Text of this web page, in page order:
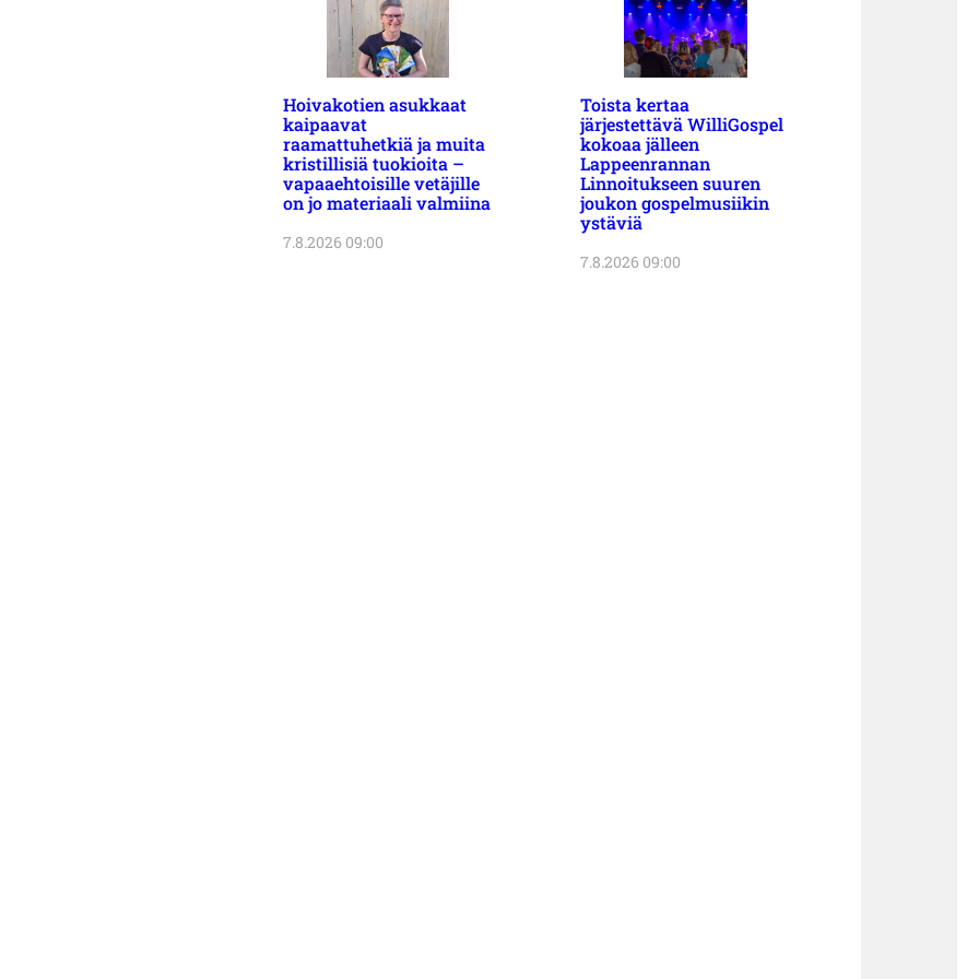
Hoivakotien asukkaat
kaipaavat
raamattuhetkiä ja muita
kristillisiä tuokioita –
vapaaehtoisille vetäjille
on jo materiaali valmiina
7.8.2026 09:00
Toista kertaa
järjestettävä WilliGospel
kokoaa jälleen
Lappeenrannan
Linnoitukseen suuren
joukon gospelmusiikin
ystäviä
7.8.2026 09:00